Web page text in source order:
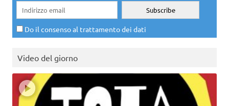
Do il consenso al trattamento dei dati
Video del giorno